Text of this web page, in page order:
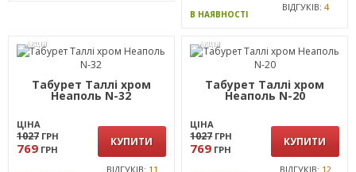
АКЦІЯ
Табурет Таллі хром
ЦІНА
1027 ГРН КУПИТИ
АКЦІЯ
Табурет Таллі хром
ЦІНА
1027 ГРН КУПИТИ